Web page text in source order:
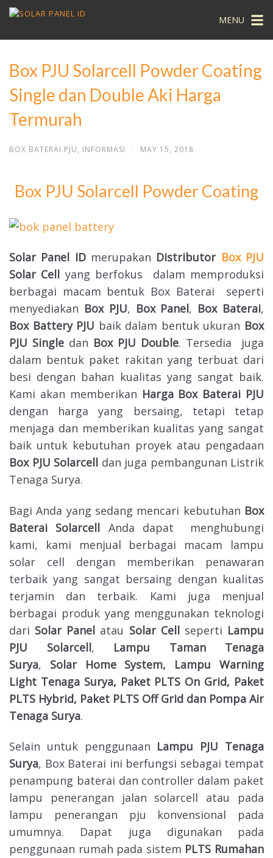
MENU
Box PJU Solarcell Powder Coating
Single dan Double Aki Harga
Termurah
BOX BATERAI PJU, INFORMASI · MAY 15, 2018
Box PJU Solarcell Powder Coating
Solar Panel IDmerupakan Distributor Box PJU
Solar Cell yang berfokus dalam memproduksi
berbagai macam bentuk Box Baterai seperti
menyediakan Box PJU, Box Panel, Box Baterai,
Box Battery PJU baik dalam bentuk ukuran Box
PJU Single dan Box PJU Double. Tersedia juga
dalam bentuk paket rakitan yang terbuat dari
besi dengan bahan kualitas yang sangat baik.
Kami akan memberikan Harga Box Baterai PJU
dengan harga yang bersaing, tetapi tetap
menjaga dan memberikan kualitas yang sangat
baik untuk kebutuhan proyek atau pengadaan
Box PJU Solarcell dan juga pembangunan Listrik
Tenaga Surya.
Bagi Anda yang sedang mencari kebutuhan Box
Baterai Solarcell Anda dapat menghubungi
kami, kami menjual berbagai macam lampu
solar cell dengan memberikan penawaran
terbaik yang sangat bersaing dengan kualitas
terjamin dan terbaik. Kami juga menjual
berbagai produk yang menggunakan teknologi
dari Solar Panel atau Solar Cell seperti Lampu
PJU Solarcell, Lampu Taman Tenaga
Surya, Solar Home System, Lampu Warning
Light Tenaga Surya, Paket PLTS On Grid, Paket
PLTS Hybrid, Paket PLTS Off Grid dan Pompa Air
Tenaga Surya.
Selain untuk penggunaan Lampu PJU Tenaga
Surya, Box Baterai ini berfungsi sebagai tempat
penampung baterai dan controller dalam paket
lampu penerangan jalan solarcell atau pada
lampu penerangan pju konvensional pada
umumnya. Dapat juga digunakan pada
penggunaan rumah pada sistem PLTS Rumahan